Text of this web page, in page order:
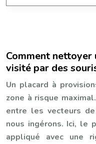
Comment
visité par des
Un placard à
zone à risque
entre les vecteurs
nous ingérons. Ici, le
appliqué avec une